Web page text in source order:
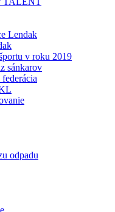
Lendak
v roku 2019
sánkarov
odpadu